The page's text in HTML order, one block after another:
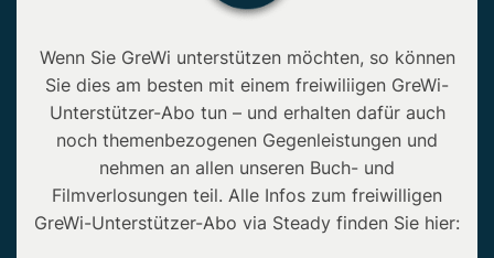
Wenn Sie GreWi unterstützen möchten, so können
Sie dies am besten mit einem freiwiliigen GreWi-
Unterstützer-Abo tun – und erhalten dafür auch
noch themenbezogenen Gegenleistungen und
nehmen an allen unseren Buch- und
Filmverlosungen teil. Alle Infos zum freiwilligen
GreWi-Unterstützer-Abo via Steady finden Sie hier: